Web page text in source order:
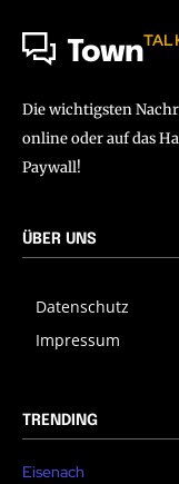
Town
Die wichtigsten
online oder auf das
Paywall!
ÜBER UNS
Datenschutz
Impressum
TRENDING
Eisenach